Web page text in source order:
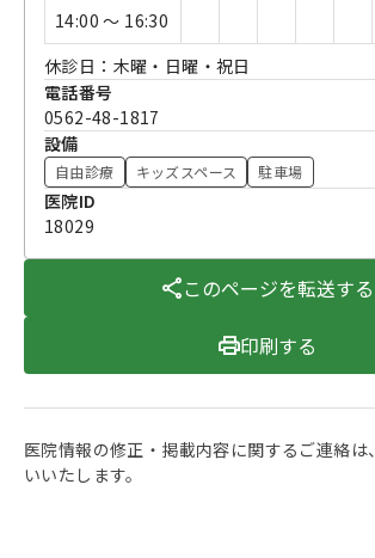
14:00 〜 16:30
休診日：木曜・日曜・祝日
電話番号
0562-48-1817
設備
自由診療 キッズスペース 駐車場
医院ID
18029
このページを転送する
印刷する
医院情報の修正・掲載内容に関するご連絡は、
いいたします。